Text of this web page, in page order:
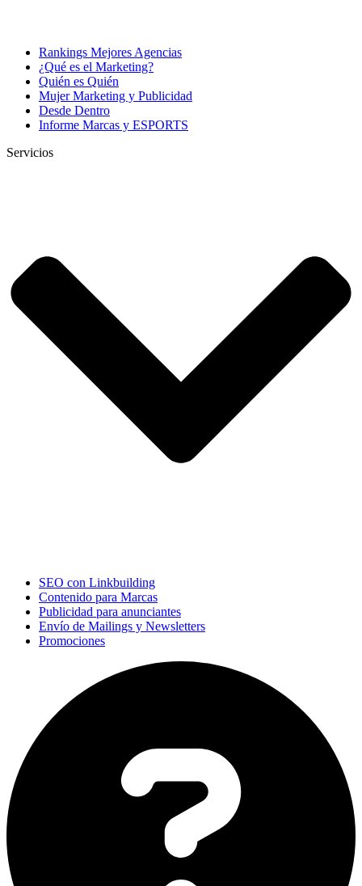
Rankings Mejores Agencias
¿Qué es el Marketing?
Quién es Quién
Mujer Marketing y Publicidad
Desde Dentro
Informe Marcas y ESPORTS
Servicios
SEO con Linkbuilding
Contenido para Marcas
Publicidad para anunciantes
Envío de Mailings y Newsletters
Promociones